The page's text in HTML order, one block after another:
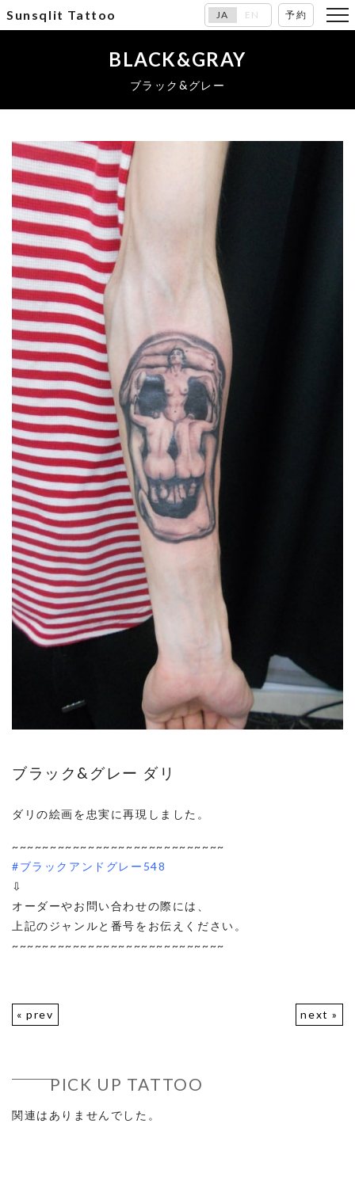
Sunsqlit Tattoo JA EN 予約
BLACK&GRAY
ブラック&グレー
ブラック&グレー ダリ
ダリの絵画を忠実に再現しました。
~~~~~~~~~~~~~~~~~~~~~~~~~~~~
#ブラックアンドグレー548
⇩
オーダーやお問い合わせの際には、
上記のジャンルと番号をお伝えください。
~~~~~~~~~~~~~~~~~~~~~~~~~~~~
« prev next »
PICK UP TATTOO
関連はありませんでした。